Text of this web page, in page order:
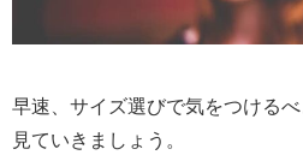
早速、サイズ選びで気をつける
見ていきましょう。